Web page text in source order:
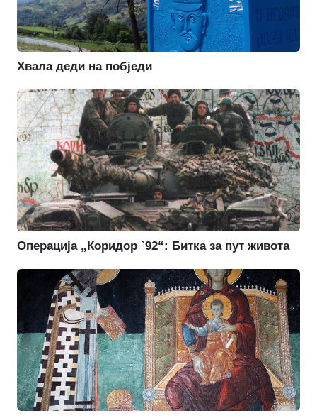
Хвала деди на побједи
Операција „Коридор `92“: Битка за пут живота